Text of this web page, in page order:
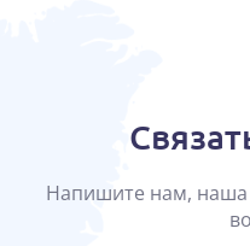
Напишите нам, наша